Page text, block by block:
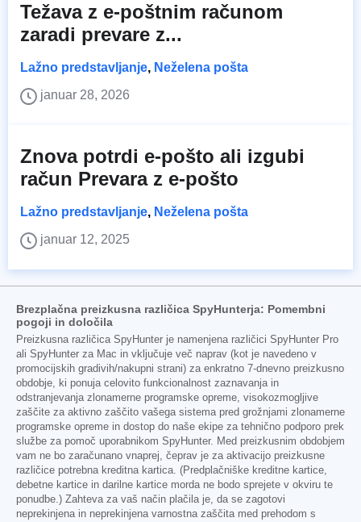
Težava z e-poštnim računom
zaradi prevare z...
Lažno predstavljanje, Neželena pošta
januar 28, 2026
Znova potrdi e-pošto ali izgubi
račun Prevara z e-pošto
Lažno predstavljanje, Neželena pošta
januar 12, 2025
Brezplačna preizkusna različica SpyHunterja: Pomembni
pogoji in določila
Preizkusna različica SpyHunter je namenjena različici SpyHunter Pro
ali SpyHunter za Mac in vključuje več naprav (kot je navedeno v
promocijskih gradivih/nakupni strani) za enkratno 7-dnevno preizkusno
obdobje, ki ponuja celovito funkcionalnost zaznavanja in
odstranjevanja zlonamerne programske opreme, visokozmogljive
zaščite za aktivno zaščito vašega sistema pred grožnjami zlonamerne
programske opreme in dostop do naše ekipe za tehnično podporo prek
službe za pomoč uporabnikom SpyHunter. Med preizkusnim obdobjem
vam ne bo zaračunano vnaprej, čeprav je za aktivacijo preizkusne
različice potrebna kreditna kartica. (Predplačniške kreditne kartice,
debetne kartice in darilne kartice morda ne bodo sprejete v okviru te
ponudbe.) Zahteva za vaš način plačila je, da se zagotovi
neprekinjena in neprekinjena varnostna zaščita med prehodom s